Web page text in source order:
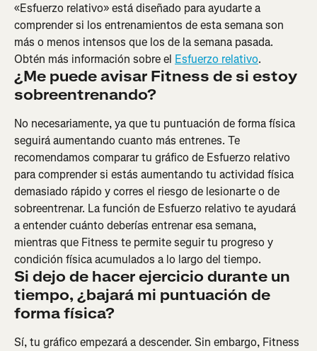
«Esfuerzo relativo» está diseñado para ayudarte a
comprender si los entrenamientos de esta semana son
más o menos intensos que los de la semana pasada.
Obtén más información sobre el Esfuerzo relativo.
¿Me puede avisar Fitness de si estoy
sobreentrenando?
No necesariamente, ya que tu puntuación de forma física
seguirá aumentando cuanto más entrenes. Te
recomendamos comparar tu gráfico de Esfuerzo relativo
para comprender si estás aumentando tu actividad física
demasiado rápido y corres el riesgo de lesionarte o de
sobreentrenar. La función de Esfuerzo relativo te ayudará
a entender cuánto deberías entrenar esa semana,
mientras que Fitness te permite seguir tu progreso y
condición física acumulados a lo largo del tiempo.
Si dejo de hacer ejercicio durante un
tiempo, ¿bajará mi puntuación de
forma física?
Sí, tu gráfico empezará a descender. Sin embargo, Fitness